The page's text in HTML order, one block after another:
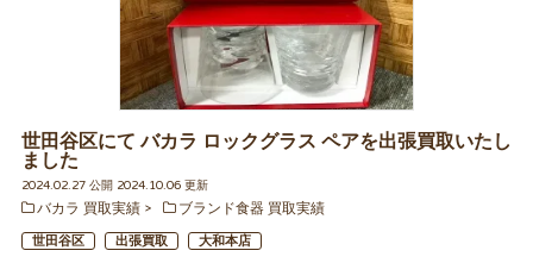
世田谷区にて バカラ ロックグラス ペアを出張買取いたし
ました
2024.02.27 公開 2024.10.06 更新
バカラ 買取実績
ブランド食器 買取実績
世田谷区 出張買取 大和本店